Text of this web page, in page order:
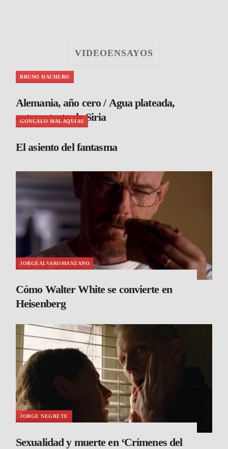
VIDEOENSAYOS
BRUNO HACHERO
Alemania, año cero / Agua plateada,
autorretrato de Siria
GONCALO MALAQUIAS
El asiento del fantasma
JORGEALVAROMANZANO
Cómo Walter White se convierte en
Heisenberg
JORGE NEGRETE
Sexualidad y muerte en ‘Crímenes del